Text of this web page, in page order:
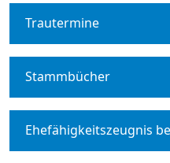
Trautermine
Stammbücher
Ehefähigkeitszeugnis